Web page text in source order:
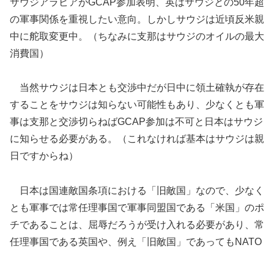
の軍事関係を重視したい意向。しかしサウジは近頃反米親
中に舵取変更中。（ちなみに支那はサウジのオイルの最大
消費国）
当然サウジは日本とも交渉中だが日中に領土確執が存在
することをサウジは知らない可能性もあり、少なくとも軍
事は支那と交渉切らねばGCAP参加は不可と日本はサウジ
に知らせる必要がある。（これなければ基本はサウジは親
日ですからね）
日本は国連敵国条項における「旧敵国」なので、少なく
とも軍事では常任理事国で軍事同盟国である「米国」のポ
チであることは、屈辱だろうが受け入れる必要があり、常
任理事国である英国や、例え「旧敵国」であってもNATO